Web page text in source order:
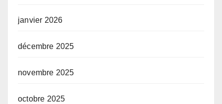
janvier 2026
décembre 2025
novembre 2025
octobre 2025